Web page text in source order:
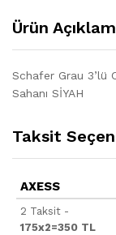
Ürün
Schafer Grau 3’lü
Sahanı SİYAH
Taksit
AXESS
2 Taksit -
175x2=350 TL